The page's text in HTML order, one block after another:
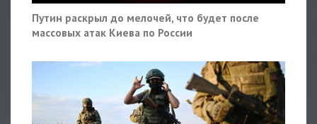
Путин раскрыл до мелочей, что будет после
массовых атак Киева по России